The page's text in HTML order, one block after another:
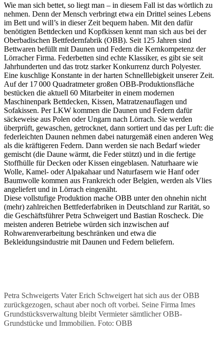
Wie man sich bettet, so liegt man – in diesem Fall ist das wörtlich zu
nehmen. Denn der Mensch verbringt etwa ein Drittel seines Lebens
im Bett und will’s in dieser Zeit bequem haben. Mit den dafür
benötigten Bettdecken und Kopfkissen kennt man sich aus bei der
Oberbadischen Bettfedernfabrik (OBB). Seit 125 Jahren sind
Bettwaren befüllt mit Daunen und Federn die Kernkompetenz der
Lörracher Firma. Federbetten sind echte Klassiker, es gibt sie seit
Jahrhunderten und das trotz starker Konkurrenz durch Polyester.
Eine kuschlige Konstante in der harten Schnelllebigkeit unserer Zeit.
Auf der 17 000 Quadratmeter großen OBB-Produktionsfläche
bestücken die aktuell 60 Mitarbeiter in einem modernen
Maschinenpark Bettdecken, Kissen, Matratzenauflagen und
Sofakissen. Per LKW kommen die Daunen und Federn dafür
säckeweise aus Polen oder Ungarn nach Lörrach. Sie werden
überprüft, gewaschen, getrocknet, dann sortiert und das per Luft: die
federleichten Daunen nehmen dabei naturgemäß einen anderen Weg
als die kräftigeren Federn. Dann werden sie nach Bedarf wieder
gemischt (die Daune wärmt, die Feder stützt) und in die fertige
Stoffhülle für Decken oder Kissen eingeblasen. Naturhaare wie
Wolle, Kamel- oder Alpakahaar und Naturfasern wie Hanf oder
Baumwolle kommen aus Frankreich oder Belgien, werden als Vlies
angeliefert und in Lörrach eingenäht.
Diese vollstufige Produktion mache OBB unter den ohnehin nicht
(mehr) zahlreichen Bettfederfabriken in Deutschland zur Rarität, so
die Geschäftsführer Petra Schweigert und Bastian Roscheck. Die
meisten anderen Betriebe würden sich inzwischen auf
Rohwarenverarbeitung beschränken und etwa die
Bekleidungsindustrie mit Daunen und Federn beliefern.
Petra Schweigerts Vater Erich Schweigert hat sich aus der OBB
zurückgezogen, schaut aber noch oft vorbei. Seine Firma Imes
Grundstücksverwaltung bleibt Vermieter sämtlicher OBB-
Grundstücke und Immobilien. Foto: OBB